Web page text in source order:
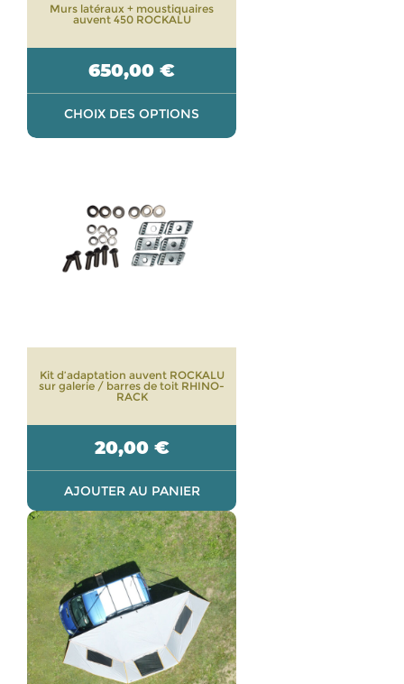
Murs latéraux + moustiquaires
auvent 450 ROCKALU
650,00 €
CHOIX DES OPTIONS
Kit d’adaptation auvent ROCKALU
sur galerie / barres de toit RHINO-
RACK
20,00 €
AJOUTER AU PANIER